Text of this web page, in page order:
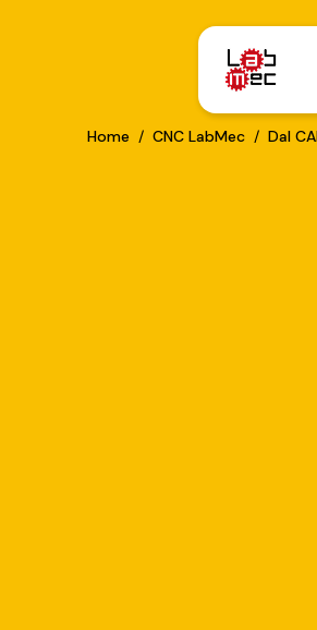
Home / CNC LabMec /